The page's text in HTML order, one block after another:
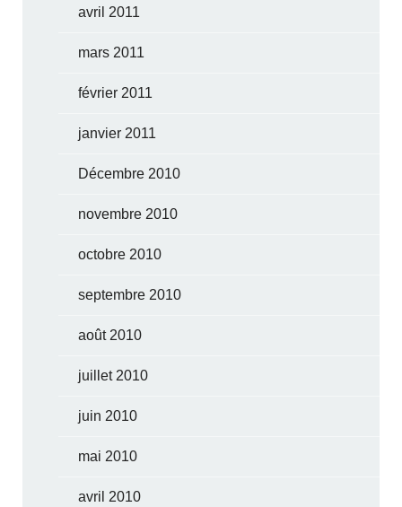
avril 2011
mars 2011
février 2011
janvier 2011
Décembre 2010
novembre 2010
octobre 2010
septembre 2010
août 2010
juillet 2010
juin 2010
mai 2010
avril 2010